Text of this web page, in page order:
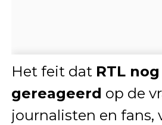
Het feit dat RTL
gereageerd op de
journalisten en fans,